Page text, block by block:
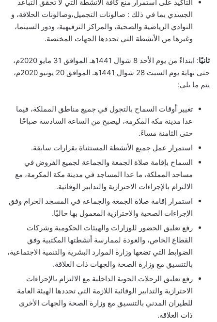
التأكيد على استمرار منع كافة الأنشطة التي لا تحقق التباعد
الجسدي بما في ذلك : صالونات التجميل،وصالونات الحلاقة، و
النوادي الرياضية والصحية، والمراكز الترفيهية، ودور السينما،
وغيرها من الأنشطة التي تحددها الجهات المختصة.
ثانيًا
: ابتداءً من يوم الأحد 8 شوال 1441هـ الموافق 31 مايو 2020م،
حتى نهاية يوم السبت 28 شوال 1441هـ الموافق 20 يونيو 2020م،
يتم ما يلي:
تغيير أوقات السماح بالتجول في جميع مناطق المملكة، فيما
عدا مدينة مكة المكرمة، ليصبح من الساعة السادسة صباحًا
حتى الثامنة مساءً.
استمرار عمل جميع الأنشطة المستثناة بقرارات سابقة.
السماح بإقامة صلاة الجمعة والجماعة لجميع الفروض في
مساجد المملكة، ما عدا المساجد في مدينة مكة المكرمة، مع
الالتزام بالإجراءات الاحترازية والتدابير الوقائية.
استمرار إقامة صلاة الجمعة والجماعة في المسجد الحرام وفق
الإجراءات الصحية والاحترازية المعمول بها حاليًا.
رفع تعليق الحضور للوزارات والهيئات الحكومية وشركات
القطاع الخاص، والعودة لممارسة أنشطتها المكتبية وفق
الضوابط التي تضعها وزارة الموارد البشرية والتنمية الاجتماعية،
بالتنسيق مع وزارة الصحة والجهات ذات العلاقة.
رفع تعليق الرحلات الجوية الداخلية مع الالتزام بالإجراءات
الاحترازية والتدابير الوقائية اللازمة التي تحددها الهيئة العامة
للطيران المدني بالتنسيق مع وزارة الصحة والجهات الأخرى
ذات العلاقة.